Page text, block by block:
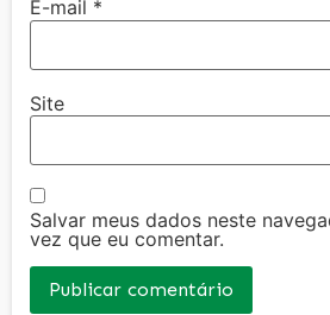
E-mail *
Site
Salvar meus dados neste
vez que eu comentar.